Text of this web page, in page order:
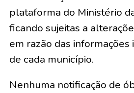
plataforma do Ministério
ficando sujeitas a
em razão das
de cada município.
Nenhuma notificação de